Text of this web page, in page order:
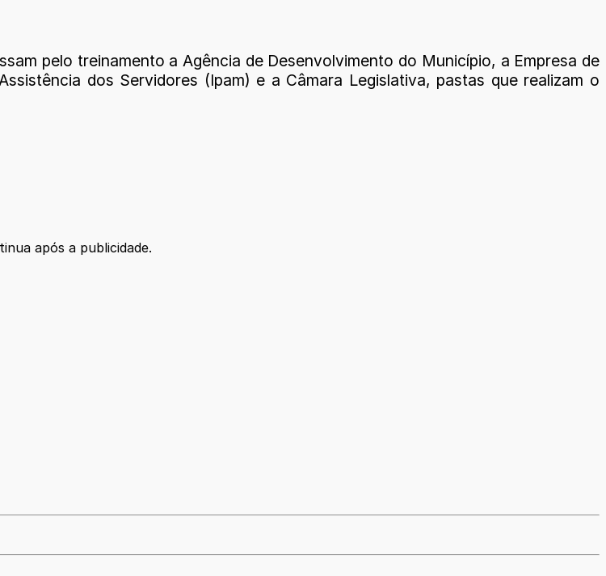
pelo treinamento a Agência de Desenvolvimento do Município, a Empresa de
dos Servidores (Ipam) e a Câmara Legislativa, pastas que realizam o
após a publicidade.